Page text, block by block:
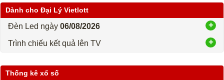
Dành cho Đại Lý Vietlott
Đèn Led ngày 06/08/2026
Trình chiếu kết quả lên TV
Thống kê xổ số